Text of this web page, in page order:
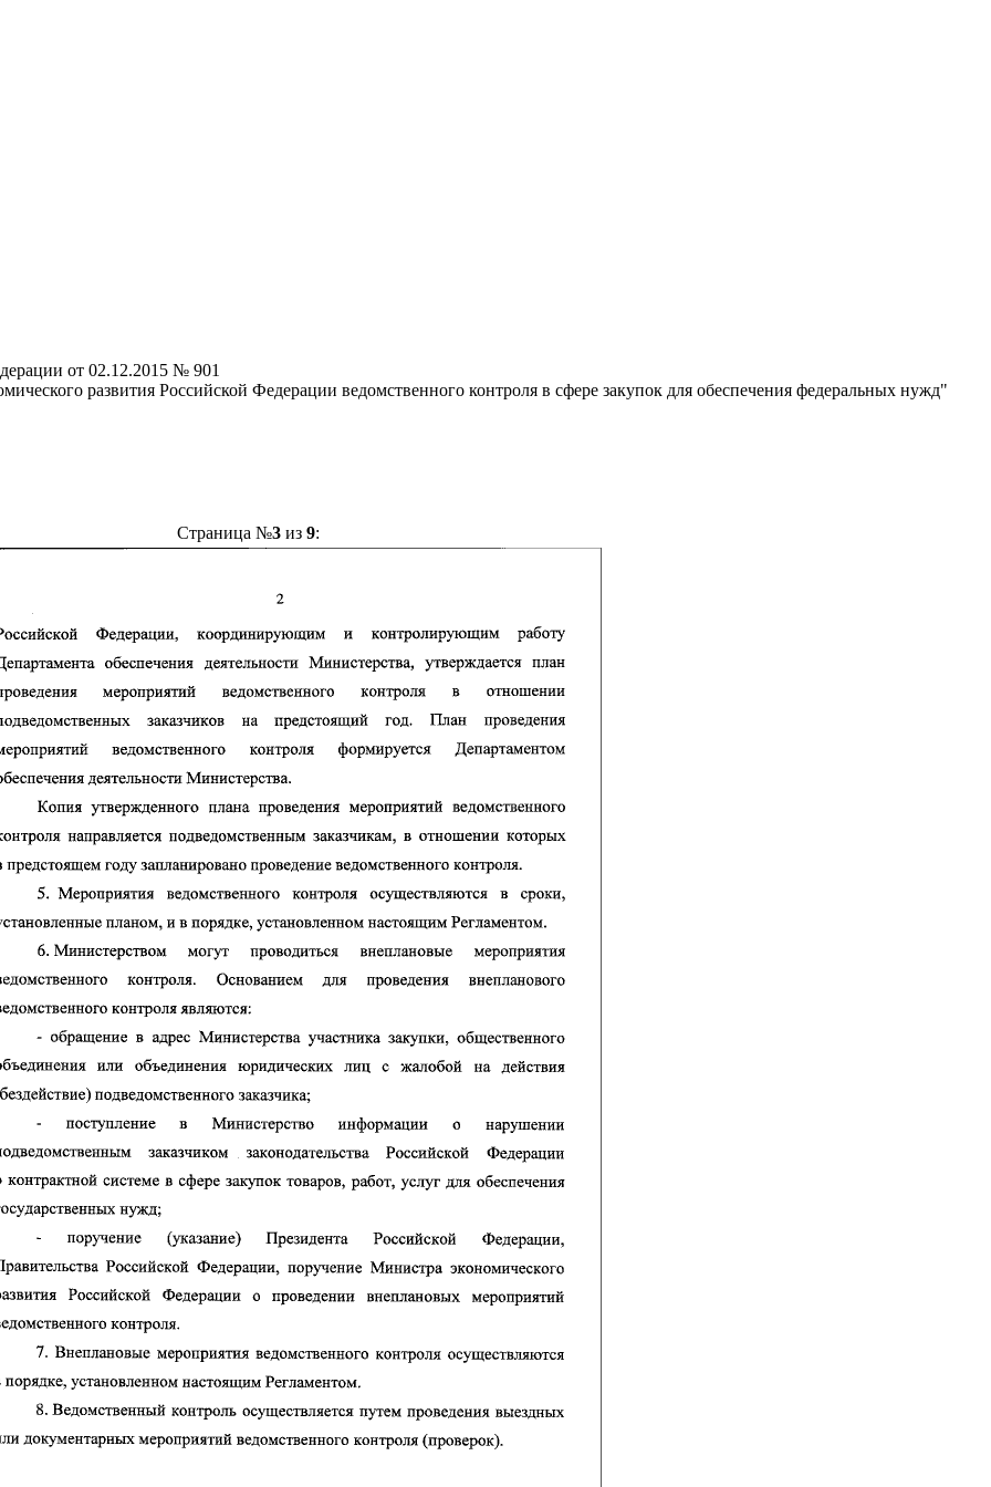
от 02.12.2015 № 901
развития Российской Федерации ведомственного контроля в сфере закупок для обеспечения федеральных нужд"
Страница №3из 9: